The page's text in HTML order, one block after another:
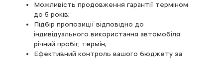
Можливість продовження гарантії терміном
до 5 років;
Підбір пропозиції відповідно до
індивідуального використання автомобіля:
річний пробіг, термін;
Ефективний контроль вашого бюджету за